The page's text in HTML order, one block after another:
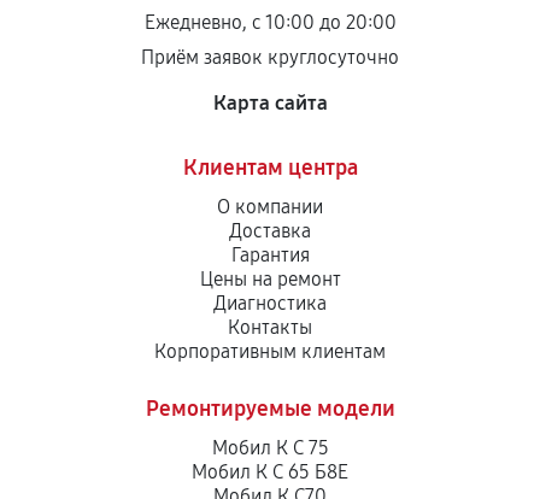
Ежедневно, с 10:00 до 20:00
Приём заявок круглосуточно
Карта сайта
Клиентам центра
О компании
Доставка
Гарантия
Цены на ремонт
Диагностика
Контакты
Корпоративным клиентам
Ремонтируемые модели
Мобил К С 75
Мобил К С 65 Б8Е